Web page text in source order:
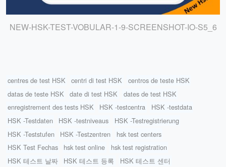
NEW-HSK-TEST-VOBULAR-1-9-SCREENSHOT-IO-S5_6
centres de test HSK centri di test HSK
centros de teste HSK
datas de teste HSK
date di test HSK
dates de test HSK
enregistrement des tests HSK
HSK -testcentra
HSK -testdata
HSK -Testdaten
HSK -testniveaus
HSK -Testregistrierung
HSK -Teststufen
HSK -Testzentren
hsk test centers
HSK Test Fechas
hsk test online
hsk test registration
HSK 테스트 날짜
HSK 테스트 등록
HSK 테스트 센터